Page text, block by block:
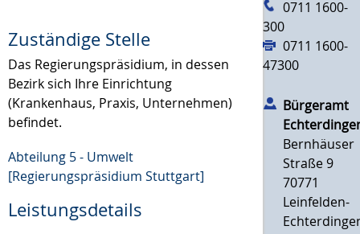
Zuständige Stelle
Das Regierungspräsidium, in dessen
Bezirk sich Ihre Einrichtung
(Krankenhaus, Praxis, Unternehmen)
befindet.
Abteilung 5 - Umwelt
[Regierungspräsidium Stuttgart]
Leistungsdetails
0711 1600-
300
0711 1600-
47300
Bürgeramt
Bernhäuser
Straße 9
70771
Leinfelden-